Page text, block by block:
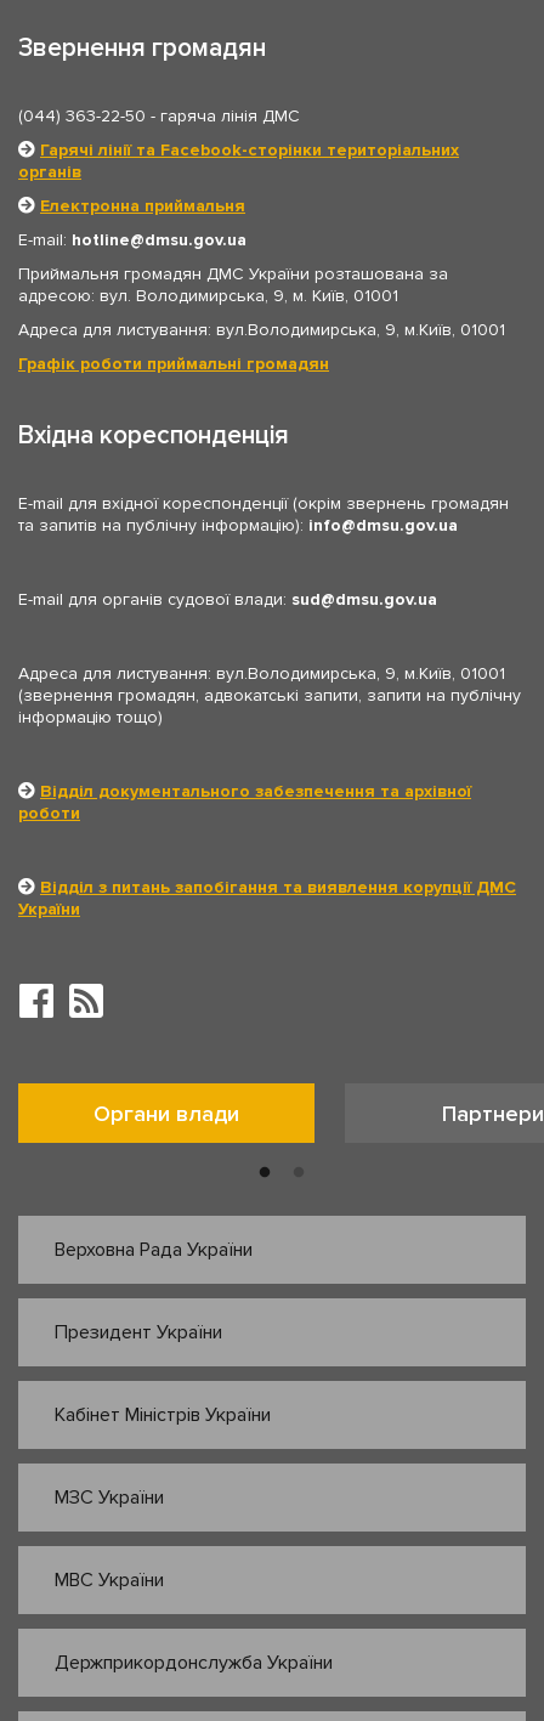
Звернення громадян
(044) 363-22-50 - гаряча лінія ДМС
Гарячі лінії та Facebook-сторінки територіальних
органів
Електронна приймальня
E-mail: hotline
dmsu.gov.ua
Приймальня громадян ДМС України розташована за
адресою: вул. Володимирська, 9, м. Київ, 01001
Адреса для листування: вул.Володимирська, 9, м.Київ, 01001
Графік роботи приймальні громадян
Вхідна кореспонденція
E-mail для вхідної кореспонденції (окрім звернень громадян
та запитів на публічну інформацію): info dmsu.gov.ua
E-mail для органів судової влади: sud dmsu.gov.ua
Адреса для листування: вул.Володимирська, 9, м.Київ, 01001
(звернення громадян, адвокатські запити, запити на публічну
інформацію тощо)
Відділ документального забезпечення та архівної
роботи
Відділ з питань запобігання та виявлення корупції ДМС
України
Органи влади Партнери
Верховна Рада України
Президент України
Кабінет Міністрів України
МЗС України
МВС України
Держприкордонслужба України